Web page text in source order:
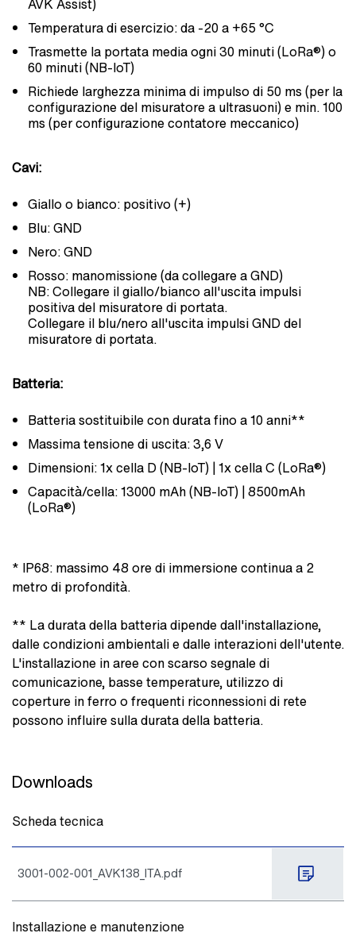
AVK Assist)
Temperatura di esercizio: da -20 a +65 °C
Trasmette la portata media ogni 30 minuti (LoRa®) o
60 minuti (NB-IoT)
Richiede larghezza minima di impulso di 50 ms (per la
configurazione del misuratore a ultrasuoni) e min. 100
ms (per configurazione contatore meccanico)
Cavi:
Giallo o bianco: positivo (+)
Blu: GND
Nero: GND
Rosso: manomissione (da collegare a GND)
NB: Collegare il giallo/bianco all'uscita impulsi
positiva del misuratore di portata.
Collegare il blu/nero all'uscita impulsi GND del
misuratore di portata.
Batteria:
Batteria sostituibile con durata fino a 10 anni**
Massima tensione di uscita: 3,6 V
Dimensioni: 1x cella D (NB-IoT) | 1x cella C (LoRa®)
Capacità/cella: 13000 mAh (NB-IoT) | 8500mAh
(LoRa®)
* IP68: massimo 48 ore di immersione continua a 2
metro di profondità.
** La durata della batteria dipende dall'installazione,
dalle condizioni ambientali e dalle interazioni dell'utente.
L'installazione in aree con scarso segnale di
comunicazione, basse temperature, utilizzo di
coperture in ferro o frequenti riconnessioni di rete
possono influire sulla durata della batteria.
Downloads
Scheda tecnica
3001-002-001_AVK138_ITA.pdf
Installazione e manutenzione